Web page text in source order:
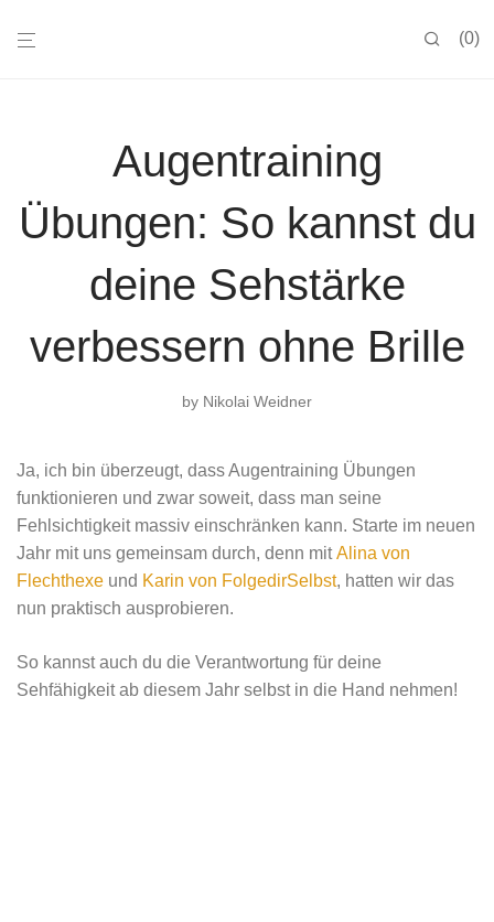
0
Augentraining
Übungen: So kannst du
deine Sehstärke
verbessern ohne Brille
by Nikolai Weidner
Ja, ich bin überzeugt, dass Augentraining Übungen
funktionieren und zwar soweit, dass man seine
Fehlsichtigkeit massiv einschränken kann. Starte im neuen
Jahr mit uns gemeinsam durch, denn mitAlina von
Flechthexe und Karin von FolgedirSelbst, hatten wir das
nun praktisch ausprobieren.
So kannst auch du die Verantwortung für deine
Sehfähigkeit ab diesem Jahr selbst in die Hand nehmen!